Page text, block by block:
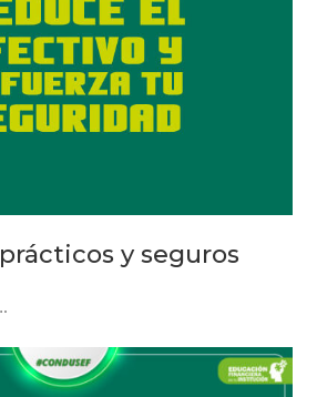
y seguros